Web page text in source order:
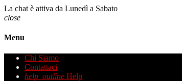
La chat è attiva da Lunedì a Sabato
close
Menu
Chi Siamo
Contattaci
help_outline Help